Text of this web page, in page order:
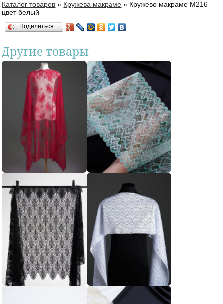
Вы здесь
Каталог товаров » Кружева макраме » Кружево макраме М216
цвет белый
Поделиться…
Другие товары